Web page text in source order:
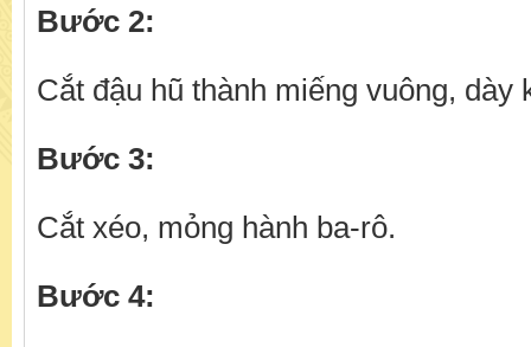
Bước 2:
Cắt đậu hũ thành miếng vuông, dày
Bước 3:
Cắt xéo, mỏng hành ba-rô.
Bước 4: